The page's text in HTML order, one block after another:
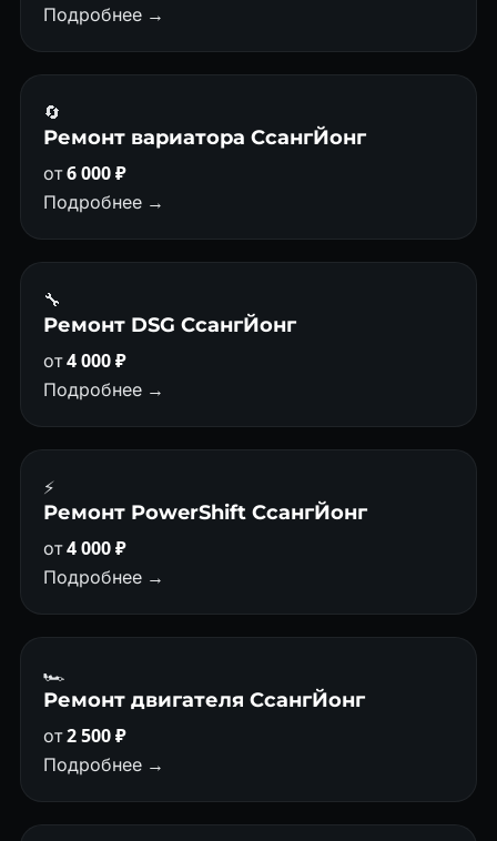
Подробнее →
🔄
Ремонт вариатора СсангЙонг
от6 000 ₽
Подробнее →
🔧
Ремонт DSG СсангЙонг
от4 000 ₽
Подробнее →
⚡
Ремонт PowerShift СсангЙонг
от4 000 ₽
Подробнее →
🏎
Ремонт двигателя СсангЙонг
от2 500 ₽
Подробнее →